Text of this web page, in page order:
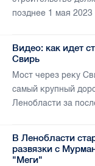
позднее 1 мая 2023
Видео: как идет
Свирь
Мост через реку
самый крупный
Ленобласти за
В Ленобласти
развязки с
"Меги"